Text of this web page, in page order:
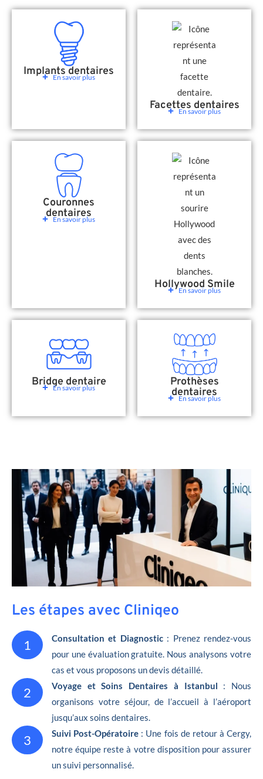
Implants dentaires
En savoir plus
Facettes dentaires
En savoir plus
Couronnes
dentaires
En savoir plus
Hollywood Smile
En savoir plus
Bridge dentaire
En savoir plus Prothèses
dentaires
En savoir plus
Les étapes avec Cliniqeo
1 Consultation et Diagnostic: Prenez rendez-vous
pour une évaluation gratuite. Nous analysons votre
cas et vous proposons un devis détaillé.
2 Voyage et Soins Dentaires à Istanbul : Nous
organisons votre séjour, de l’accueil à l’aéroport
jusqu’aux soins dentaires.
3 Suivi Post-Opératoire : Une fois de retour à Cergy,
notre équipe reste à votre disposition pour assurer
un suivi personnalisé.